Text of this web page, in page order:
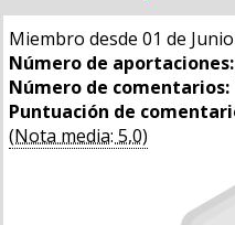
Miembro desde 01 de
Número de aportaciones:
Número de comentarios:
Puntuación de
(Nota media: 5,0)